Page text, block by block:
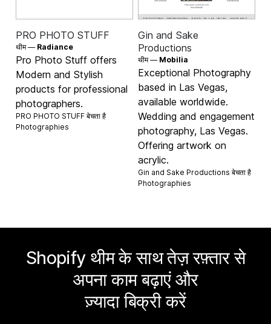
PRO PHOTO STUFF
थीम — Radiance
Pro Photo Stuff offers
Modern and Stylish
products for professional
photographers.
PRO PHOTO STUFF बेचता है
Photographies
Gin and Sake
Productions
थीम — Mobilia
Exceptional Photography
based in Las Vegas,
available worldwide.
Wedding and engagement
photography, Las Vegas.
Offering artwork on
acrylic.
Gin and Sake Productions बेचता है
Photographies
Shopify थीम के साथ तेज़ रफ़्तार से
अपना काम बढ़ाएं और
ज़्यादा बिक्री करें